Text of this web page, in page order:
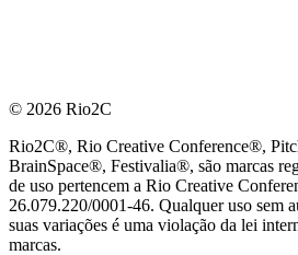
© 2026 Rio2C
Rio2C®, Rio Creative Conference®,
BrainSpace®, Festivalia®, são marcas
de uso pertencem a Rio Creative
26.079.220/0001-46. Qualquer uso sem
suas variações é uma violação da lei
marcas.